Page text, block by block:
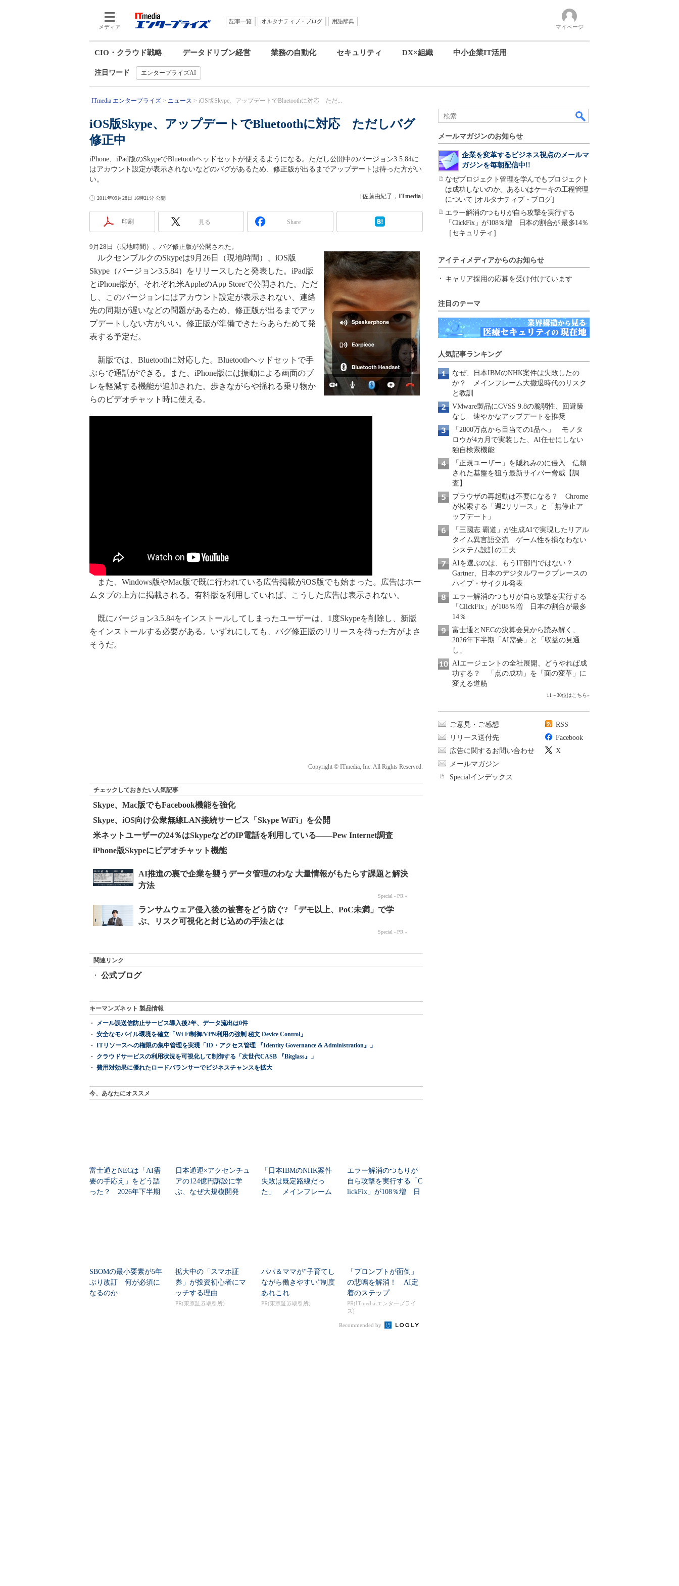
メディア
記事一覧 オルタナティブ・ブログ
用語辞典
マイページ
CIO・クラウド戦略 データドリブン経営 業務の自動化 セキュリティ DX×組織 中小企業IT活用
注目ワード エンタープライズAI
ITmedia エンタープライズ ニュース iOS版Skype、アップデートでBluetoothに対応 ただ...
iOS版Skype、アップデートでBluetoothに対応 ただしバグ
修正中
iPhone、iPad版のSkypeでBluetoothヘッドセットが使えるようになる。ただし公開中のバージョン3.5.84に
はアカウント設定が表示されないなどのバグがあるため、修正版が出るまでアップデートは待った方がい
い。
2011年09月28日 16時21分 公開 [佐藤由紀子， ITmedia]
印刷 見る Share
9月28日（現地時間）、バグ修正版が公開された。
ルクセンブルクのSkypeは9月26日（現地時間）、iOS版
Skype（バージョン3.5.84）をリリースしたと発表した。iPad版
とiPhone版が、それぞれ米AppleのApp Storeで公開された。ただ
し、このバージョンにはアカウント設定が表示されない、連絡
先の同期が遅いなどの問題があるため、修正版が出るまでアッ
プデートしない方がいい。修正版が準備できたらあらためて発
表する予定だ。
新版では、Bluetoothに対応した。Bluetoothヘッドセットで手
ぶらで通話ができる。また、iPhone版には振動による画面のブ
レを軽減する機能が追加された。歩きながらや揺れる乗り物か
らのビデオチャット時に使える。
また、Windows版やMac版で既に行われている広告掲載がiOS版でも始まった。広告はホー
ムタブの上方に掲載される。有料版を利用していれば、こうした広告は表示されない。
既にバージョン3.5.84をインストールしてしまったユーザーは、1度Skypeを削除し、新版
をインストールする必要がある。いずれにしても、バグ修正版のリリースを待った方がよさ
そうだ。
Copyright © ITmedia, Inc. All Rights Reserved.
チェックしておきたい人気記事
Skype、Mac版でもFacebook機能を強化
Skype、iOS向け公衆無線LAN接続サービス「Skype WiFi」を公開
米ネットユーザーの24％はSkypeなどのIP電話を利用している――Pew Internet調査
iPhone版Skypeにビデオチャット機能
関連リンク
公式ブログ
キーマンズネット 製品情報
メール誤送信防止サービス導入後2年、データ流出は0件
安全なモバイル環境を確立「Wi-Fi制御/VPN利用の強制 秘文 Device Control」
ITリソースへの権限の集中管理を実現「ID・アクセス管理 『Identity Governance & Administration』」
クラウドサービスの利用状況を可視化して制御する「次世代CASB 『Bitglass』」
費用対効果に優れたロードバランサーでビジネスチャンスを拡大
今、あなたにオススメ
富士通とNECは「AI需
要の手応え」をどう語
った？ 2026年下半期
日本通運×アクセンチュ
アの124億円訴訟に学
ぶ、なぜ大規模開発
「日本IBMのNHK案件
失敗は既定路線だっ
た」 メインフレーム
エラー解消のつもりが
自ら攻撃を実行する「C
lickFix」が108％増 日
SBOMの最小要素が5年
ぶり改訂 何が必須に
なるのか
拡大中の「スマホ証
券」が投資初心者にマ
ッチする理由
PR(東京証券取引所)
パパ＆ママが“子育てし
ながら働きやすい”制度
あれこれ
PR(東京証券取引所)
「プロンプトが面倒」
の悲鳴を解消！ AI定
着のステップ
PR(ITmedia エンタープライ
ズ)
Recommended by
メールマガジンのお知らせ
企業を変革するビジネス視点のメールマ
ガジンを毎朝配信中!!
なぜプロジェクト管理を学んでもプロジェクト
は成功しないのか、あるいはケーキの工程管理
について [オルタナティブ・ブログ]
エラー解消のつもりが自ら攻撃を実行する
「ClickFix」が108％増 日本の割合が 最多14％
［セキュリティ］
アイティメディアからのお知らせ
キャリア採用の応募を受け付けています
注目のテーマ
人気記事ランキング
なぜ、日本IBMのNHK案件は失敗したの
か？ メインフレーム大撤退時代のリスク
と教訓
VMware製品にCVSS 9.8の脆弱性、回避策
なし 速やかなアップデートを推奨
「2800万点から目当ての1品へ」 モノタ
ロウが4カ月で実装した、AI任せにしない
独自検索機能
「正規ユーザー」を隠れみのに侵入 信頼
された基盤を狙う最新サイバー脅威【調
査】
ブラウザの再起動は不要になる？ Chrome
が模索する「週2リリース」と「無停止ア
ップデート」
「三國志 覇道」が生成AIで実現したリアル
タイム異言語交流 ゲーム性を損なわない
システム設計の工夫
AIを選ぶのは、もうIT部門ではない？
Gartner、日本のデジタルワークプレースの
ハイプ・サイクル発表
エラー解消のつもりが自ら攻撃を実行する
「ClickFix」が108％増 日本の割合が最多
14％
富士通とNECの決算会見から読み解く、
2026年下半期「AI需要」と「収益の見通
し」
AIエージェントの全社展開、どうやれば成
功する？ 「点の成功」を「面の変革」に
変える道筋
11～30位はこちら»
ご意見・ご感想
リリース送付先
広告に関するお問い合わせ
メールマガジン
Specialインデックス
RSS
Facebook
X